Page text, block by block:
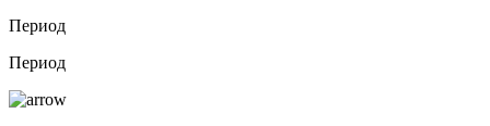
Период
Период